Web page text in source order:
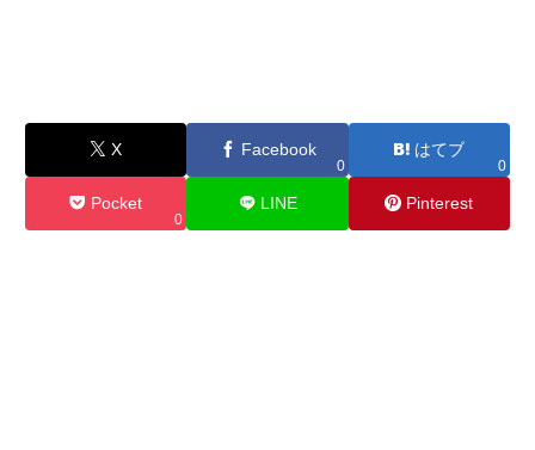
X Facebook
0
はてブ
0
Pocket
0
LINE Pinterest